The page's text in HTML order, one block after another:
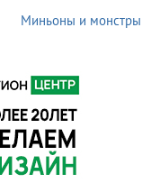
Миньоны и монстры